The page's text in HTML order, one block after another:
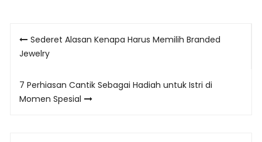
Post
navigation
Sederet Alasan Kenapa Harus Memilih Branded
Jewelry
7 Perhiasan Cantik Sebagai Hadiah untuk Istri di
Momen Spesial